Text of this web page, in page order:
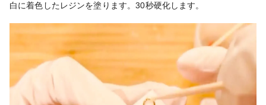
白に着色したレジンを塗ります。30秒硬化します。